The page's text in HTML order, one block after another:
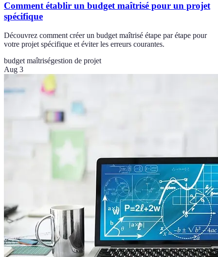
Comment établir un budget maîtrisé pour un projet
spécifique
Découvrez comment créer un budget maîtrisé étape par étape pour
votre projet spécifique et éviter les erreurs courantes.
budget maîtriségestion de projet
Aug 3